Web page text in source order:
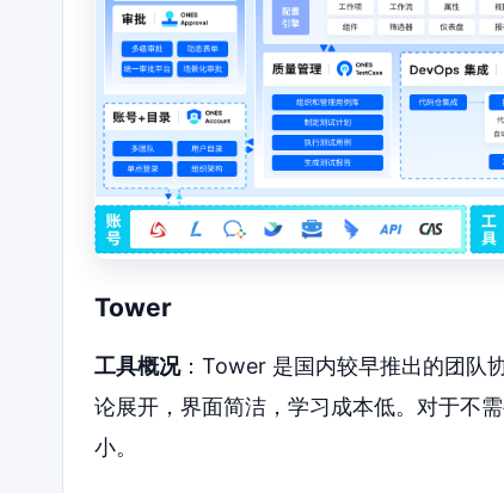
Tower
工具概况：Tower 是国内较早推出的团队
论展开，界面简洁，学习成本低。对于不
小。